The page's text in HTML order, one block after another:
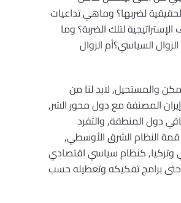
لضربها؟ وماهي تداعيات
لتلك الضربة؟ وما
السياسي؟أم الزوال
والمستحيل, لابد لنا من
إيران المصنفة مع دول محور الشر,
دول المنطقة, والتفرد
قمة النظام الشرق الأوسطي,
وتركيا, كنظام سياسي اقتصادي
برامج تفكيكه وتعطيله حسب